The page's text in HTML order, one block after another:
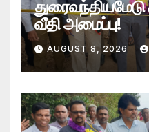
துரைவந்தியமேடு கிராமத்தில் வீவசாய
வீதி அமைப்பு!
AUGUST 8, 2026